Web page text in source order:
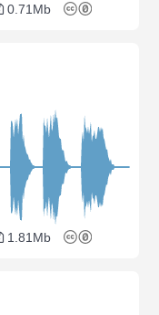
0.71Mb
1.81Mb